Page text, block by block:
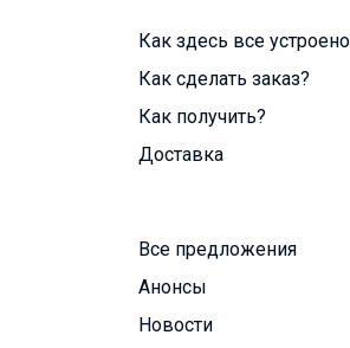
Как здесь все
Как сделать заказ?
Как получить?
Доставка
Все предложения
Анонсы
Новости